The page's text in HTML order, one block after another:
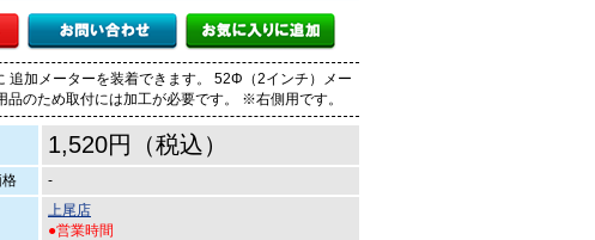
追加メーターを装着できます。 52Φ（2インチ）メー
品のため取付には加工が必要です。 ※右側用です。
1,520円（税込）
格 -
上尾店
●営業時間